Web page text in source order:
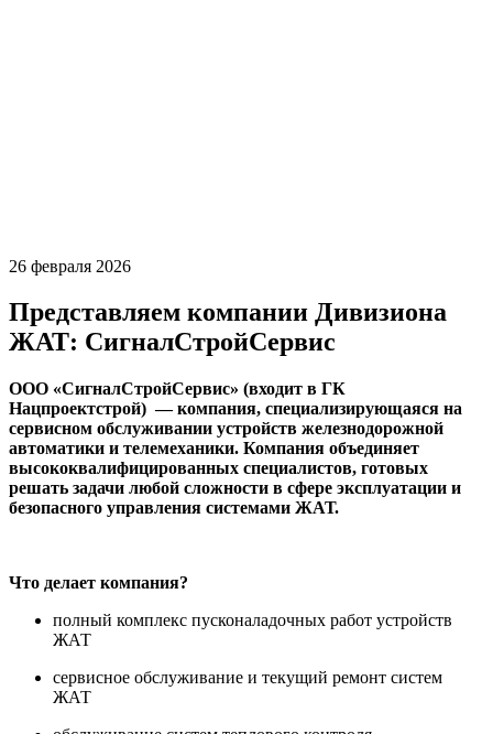
26 февраля 2026
Представляем компании Дивизиона
ЖАТ: СигналСтройСервис
ООО «СигналСтройСервис» (входит в ГК
Нацпроектстрой) — компания, специализирующаяся на
сервисном обслуживании устройств железнодорожной
автоматики и телемеханики. Компания объединяет
высококвалифицированных специалистов, готовых
решать задачи любой сложности в сфере эксплуатации и
безопасного управления системами ЖАТ.
Что делает компания?
полный комплекс пусконаладочных работ устройств
ЖАТ
сервисное обслуживание и текущий ремонт систем
ЖАТ